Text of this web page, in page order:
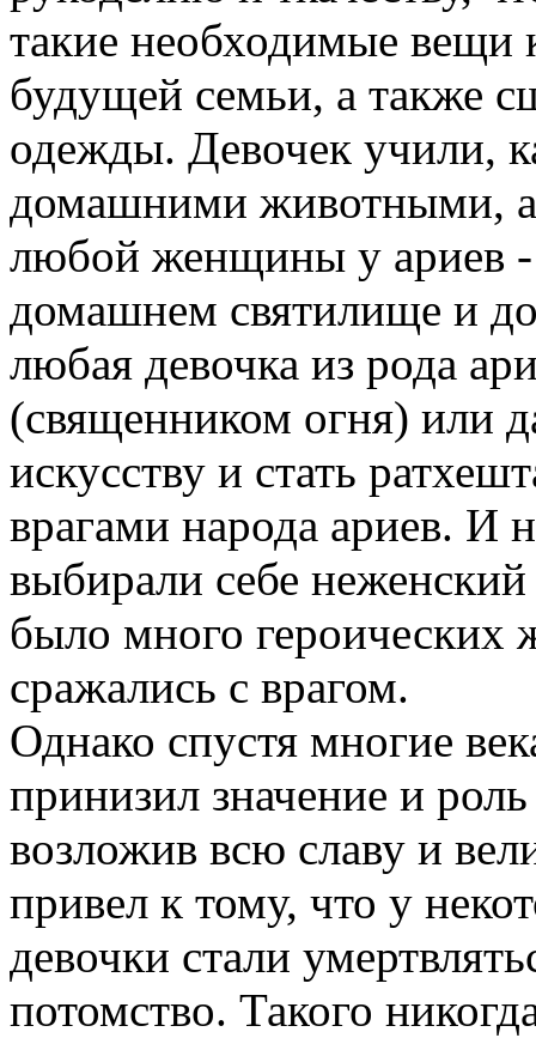
такие необходимые вещи
будущей семьи, а также
одежды. Девочек учили,
домашними животными, а
любой женщины у ариев
домашнем святилище и
любая девочка из рода
(священником огня) или
искусству и стать
врагами народа ариев. И
выбирали себе
было много героических
сражались с врагом.
Однако спустя многие
принизил значение и
возложив всю славу и
привел к тому, что у
девочки стали
потомство. Такого